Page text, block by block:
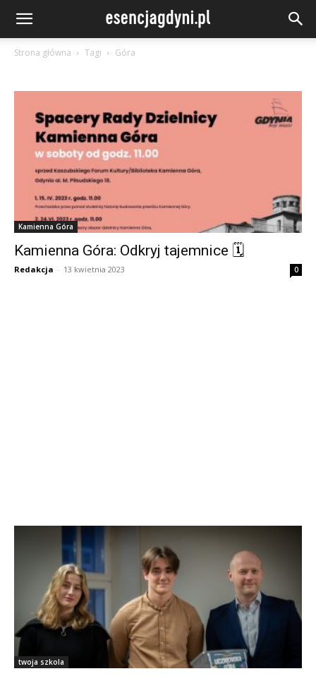
Strona główna Tagi Góra
Kamienna Góra
Kamienna Góra: Odkryj tajemnice 🗓
Redakcja - 13 kwietnia 2023 0
twoja szkola